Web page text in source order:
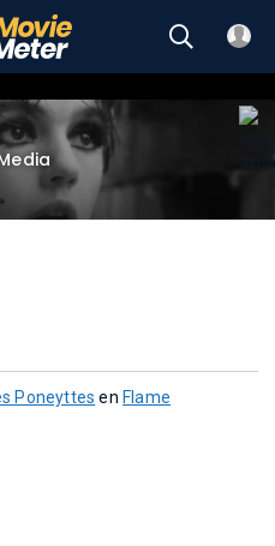
Poneyttes en Flame